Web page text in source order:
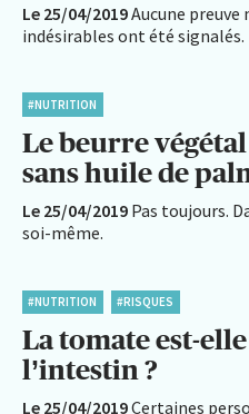
Le 25/04/2019Aucune preuve
indésirables ont été signalés.
#NUTRITION
Le beurre
sans huile de
Le 25/04/2019 Pas toujours.
soi-même.
#NUTRITION #RISQUES
La tomate est-
l’intestin ?
Le 25/04/2019Certaines